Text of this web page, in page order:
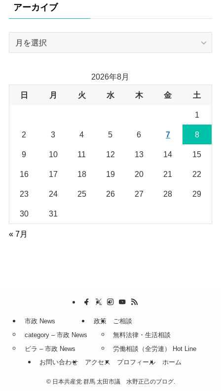
リ
ー
アーカイブ
ブ
2026年8月
日 月 火 水 木 金 土
1
2 3 4 5 6 7 8
9 10 11 12 13 14 15
16 17 18 19 20 21 22
23 24 25 26 27 28 29
30 31
« 7月
市政 News
category – 市政 News
ビラ – 市政 News
政策
ご相談
無料法律・生活相談
労働相談（全労連） Hot Line
お問い合わせ
アクセス プロフィール ホーム
©日本共産党 群馬 太田市議 水野正己のブログ.